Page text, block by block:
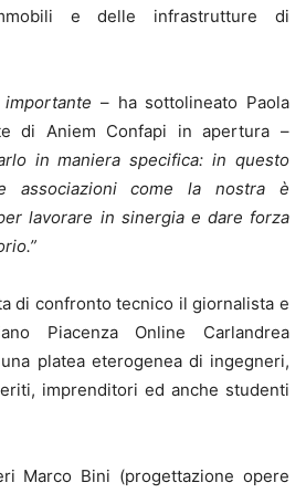
e delle infrastrutture di
– ha sottolineato Paola
di Aniem Confapi in apertura –
in maniera specifica: in questo
associazioni come la nostra è
lavorare in sinergia e dare forza
di confronto tecnico il giornalista e
Piacenza Online Carlandrea
platea eterogenea di ingegneri,
imprenditori ed anche studenti
Marco Bini (progettazione opere